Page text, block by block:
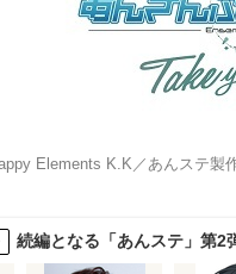
Elements K.K／あんステ製
続編となる「あんステ」第2